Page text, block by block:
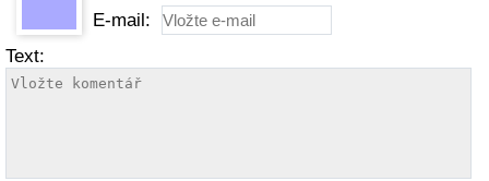
E-mail:
Text: